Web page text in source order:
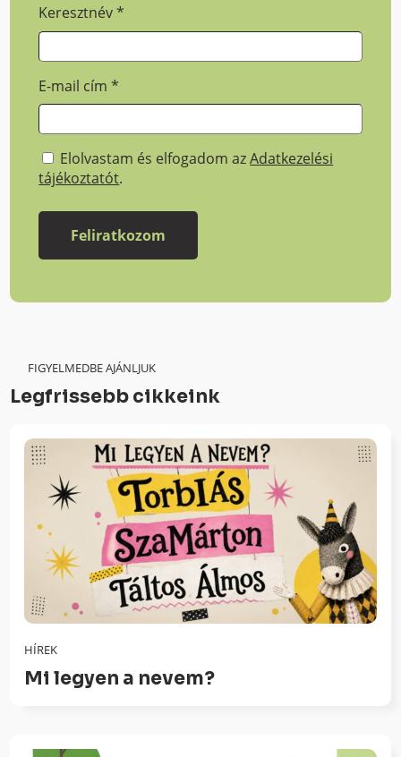
Keresztnév*
E-mail cím*
Elolvastam és elfogadom azAdatkezelési
tájékoztatót.
FIGYELMEDBE AJÁNLJUK
Legfrissebb cikkeink
HÍREK
Mi legyen a nevem?